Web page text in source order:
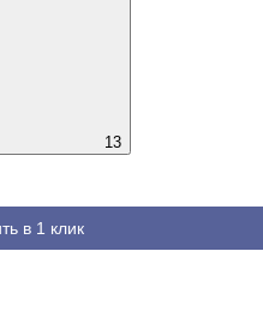
13
в 1 клик